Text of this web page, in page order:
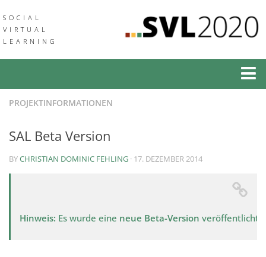
SOCIAL
VIRTUAL
LEARNING
Social Virtual Learning
Neuigkeiten
PROJEKTINFORMATIONEN
SAL Beta Version
BYCHRISTIAN DOMINIC FEHLING · 17. DEZEMBER 2014
Hinweis: Es wurde eine neue Beta-Version veröffentlicht.